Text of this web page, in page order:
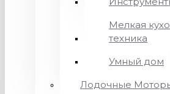
Мелкая
техника
Умный дом
Лодочные